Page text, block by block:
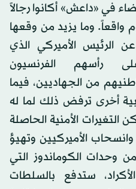
في «داعش» أكانوا رجالاً
واقعاً. وما يزيد من وقعها
الرئيس الأميركي الذي
رأسهم الفرنسيون
من الجهاديين، فيما
أخرى ترفض ذلك لما له
التغيرات الأمنية الحاصلة
الأميركيين وتهيؤ
الكوماندوز التي
ستدفع بالسلطات